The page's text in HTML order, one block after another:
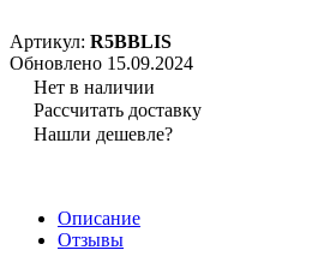
Артикул: R5BBLIS
Обновлено 15.09.2024
Нет в наличии
Рассчитать доставку
Нашли дешевле?
Описание
Отзывы